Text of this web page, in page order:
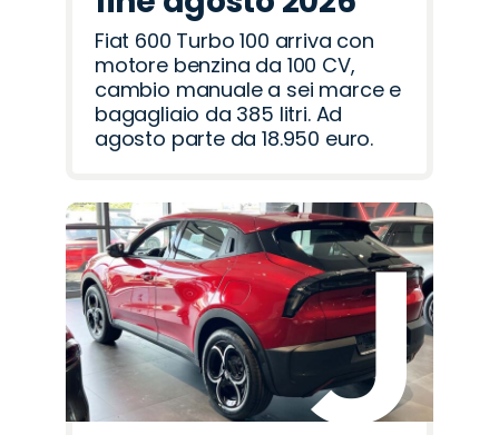
Fiat 600 Turbo 100 arriva con
motore benzina da 100 CV,
cambio manuale a sei marce e
bagagliaio da 385 litri. Ad
agosto parte da 18.950 euro.